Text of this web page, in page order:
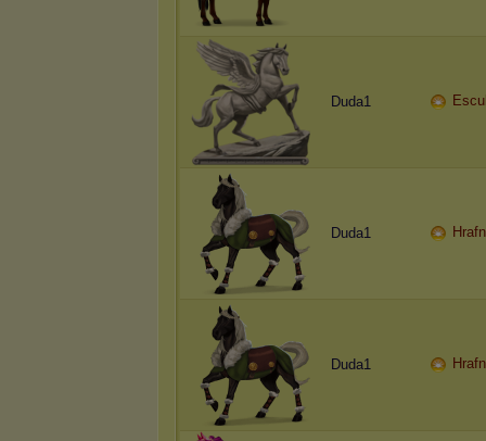
Duda1
Duda1 Hrafn
Duda1 Hrafn